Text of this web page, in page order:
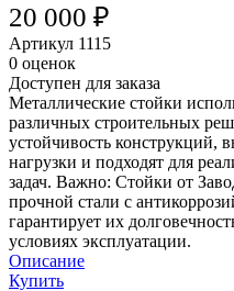
20 000 ₽
Артикул 1115
0 оценок
Доступен для заказа
Металлические стойки
различных строительных
устойчивость конструкций,
нагрузки и подходят для
задач. Важно: Стойки от
прочной стали с
гарантирует их
условиях эксплуатации.
Описание
Купить